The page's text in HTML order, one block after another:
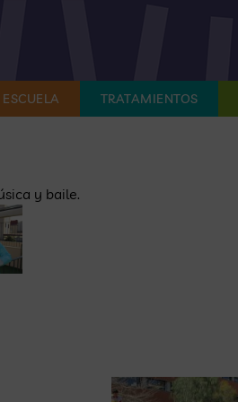
ESCUELA TRATAMIENTOS
y baile.